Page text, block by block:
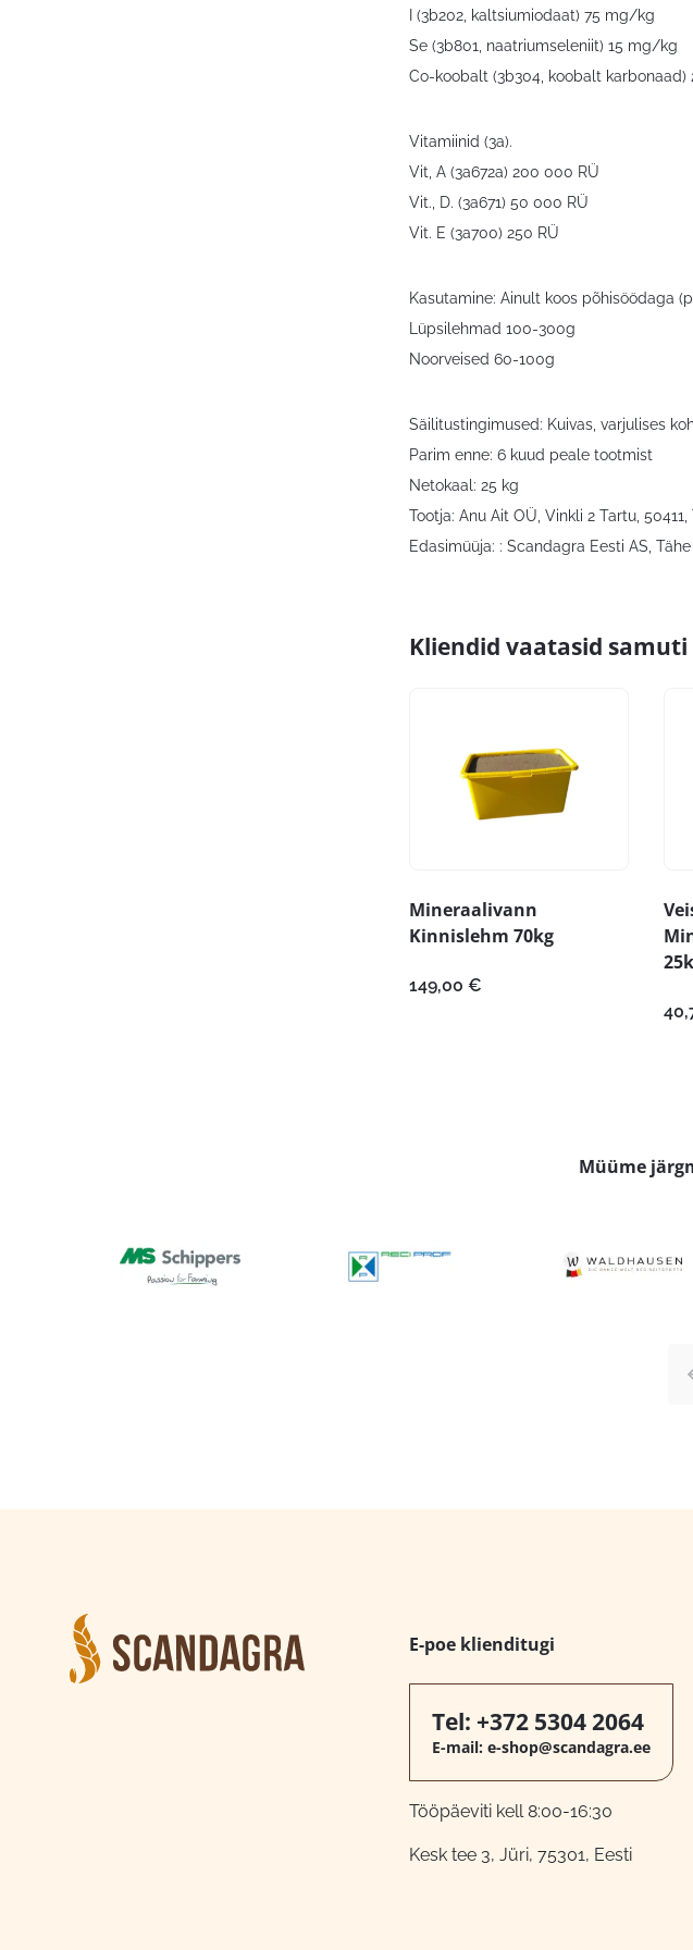
I (3b202, kaltsiumiodaat) 75 mg/kg
Se (3b801, naatriumseleniit) 15 mg/kg
Co-koobalt (3b304, koobalt
Vitamiinid (3a).
Vit, A (3a672a) 200 000 RÜ
Vit., D. (3a671) 50 000 RÜ
Vit. E (3a700) 250 RÜ
Kasutamine: Ainult koos põhisöödaga
Lüpsilehmad 100-300g
Noorveised 60-100g
Säilitustingimused: Kuivas, varjulises
Parim enne: 6 kuud peale tootmist
Netokaal: 25 kg
Tootja: Anu Ait OÜ, Vinkli 2 Tartu, 50411,
Edasimüüja: : Scandagra Eesti AS,
Kliendid vaatasid samuti
Mineraalivann
Kinnislehm 70kg
149,00 €
Müüme
E-poe klienditugi
Tel: +372 5304 2064
E-mail: e-shop@scandagra.ee
Tööpäeviti kell 8:00-16:30
Kesk tee 3, Jüri, 75301, Eesti